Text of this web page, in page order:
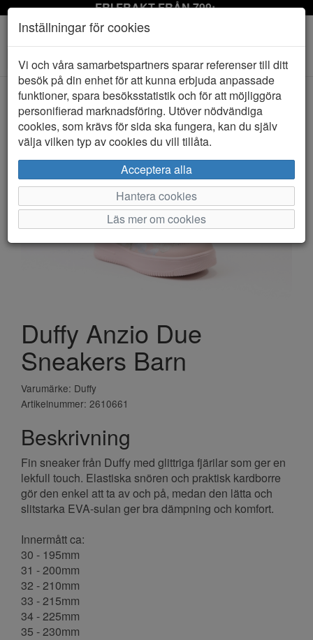
FRI FRAKT FRÅN 799:-
Toggle
navigation
HEM DUFFY
Duffy Anzio Due
Sneakers Barn
Varumärke: Duffy
Artikelnummer: 2610661
Beskrivning
Fin sneaker från Duffy med glittriga fjärilar som ger en
lekfull touch. Elastiska snören och praktisk kardborre
gör den enkel att ta av och på, medan den lätta och
slitstarka EVA-sulan ger bra dämpning och komfort.
Innermått ca:
30 - 195mm
31 - 200mm
32 - 210mm
33 - 215mm
34 - 225mm
35 - 230mm
Inställningar för cookies
Vi och våra samarbetspartners sparar referenser till ditt
besök på din enhet för att kunna erbjuda anpassade
funktioner, spara besöksstatistik och för att möjliggöra
personifierad marknadsföring. Utöver nödvändiga
cookies, som krävs för sida ska fungera, kan du själv
välja vilken typ av cookies du vill tillåta.
Acceptera alla
Hantera cookies
Läs mer om cookies